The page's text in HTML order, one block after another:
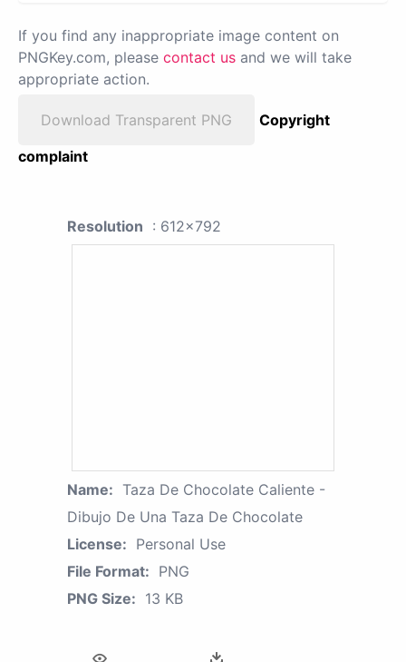
If you find any inappropriate image content on
PNGKey.com, please contact us and we will take
appropriate action.
Download Transparent PNG
Copyright
complaint
Resolution : 612x792
Name: Taza De Chocolate Caliente -
Dibujo De Una Taza De Chocolate
License: Personal Use
File Format: PNG
PNG Size: 13 KB